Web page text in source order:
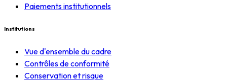
Paiements institutionnels
Institutions
Vue d'ensemble du cadre
Contrôles de conformité
Conservation et risque